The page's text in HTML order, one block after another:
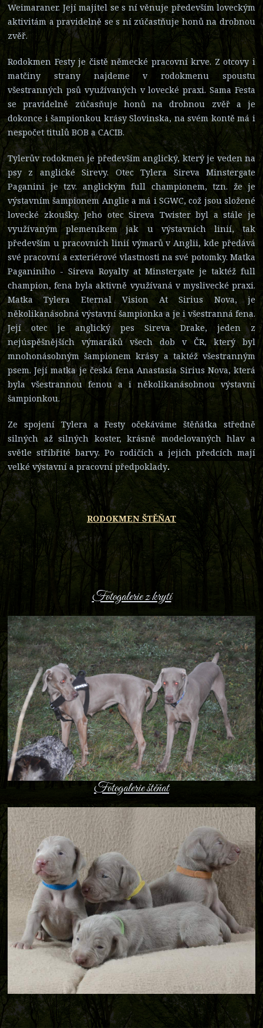
Weimaraner. Její majitel se s ní věnuje především loveckým
aktivitám a pravidelně se s ní zúčastňuje honů na drobnou
zvěř.
Rodokmen Festy je čistě německé pracovní krve. Z otcovy i
matčiny strany najdeme v rodokmenu spoustu
všestranných psů využívaných v lovecké praxi. Sama Festa
se pravidelně zúčasňuje honů na drobnou zvěř a je
dokonce i šampionkou krásy Slovinska, na svém kontě má i
nespočet titulů BOB a CACIB.
Tylerův rodokmen je především anglický, který je veden na
psy z anglické Sirevy. Otec Tylera Sireva Minstergate
Paganini je tzv. anglickým full championem, tzn. že je
výstavním šampionem Anglie a má i SGWC, což jsou složené
lovecké zkoušky. Jeho otec Sireva Twister byl a stále je
využívaným plemeníkem jak u výstavních linií, tak
především u pracovních linií výmarů v Anglii, kde předává
své pracovní a exteriérové vlastnosti na své potomky. Matka
Paganiniho - Sireva Royalty at Minstergate je taktéž full
champion, fena byla aktivně využívaná v myslivecké praxi.
Matka Tylera Eternal Vision At Sirius Nova, je
několikanásobná výstavní šampionka a je i všestranná fena.
Její otec je anglický pes Sireva Drake, jeden z
nejúspěšnějších výmaráků všech dob v ČR, který byl
mnohonásobným šampionem krásy a taktéž všestranným
psem. Její matka je česká fena Anastasia Sirius Nova, která
byla všestrannou fenou a i několikanásobnou výstavní
šampionkou.
Ze spojení Tylera a Festy očekáváme štěňátka středně
silných až silných koster, krásně modelovaných hlav a
světle stříbřité barvy. Po rodičích a jejich předcích mají
velké výstavní a pracovní předpoklady.
RODOKMEN ŠTĚŇAT
Fotogalerie z krytí
Fotogalerie štěňat